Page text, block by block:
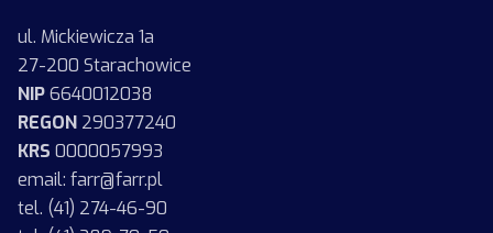
ul. Mickiewicza 1a
27-200 Starachowice
NIP6640012038
REGON 290377240
KRS 0000057993
email: farr@farr.pl
tel. (41) 274-46-90